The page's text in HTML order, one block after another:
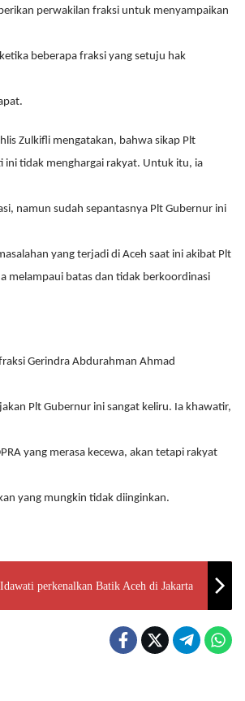
perwakilan fraksi untuk menyampaikan
beberapa fraksi yang setuju hak
Zulkifli mengatakan, bahwa sikap Plt
ini tidak menghargai rakyat. Untuk itu, ia
namun sudah sepantasnya Plt Gubernur ini
yang terjadi di Aceh saat ini akibat Plt
melampaui batas dan tidak berkoordinasi
Gerindra Abdurahman Ahmad
Plt Gubernur ini sangat keliru. Ia khawatir,
yang merasa kecewa, akan tetapi rakyat
yang mungkin tidak diinginkan.
perkenalkan Batik Aceh di Jakarta